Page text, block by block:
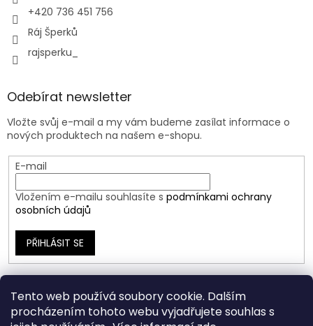
Tento web používá soubory cookie. Dalším
procházením tohoto webu vyjadřujete souhlas s
+420 736 451 756
Ráj Šperků
rajsperku_
Odebírat newsletter
Vložte svůj e-mail a my vám budeme zasílat informace o
nových produktech na našem e-shopu.
E-mail
Vložením e-mailu souhlasíte s podmínkami ochrany
osobních údajů
PŘIHLÁSIT SE